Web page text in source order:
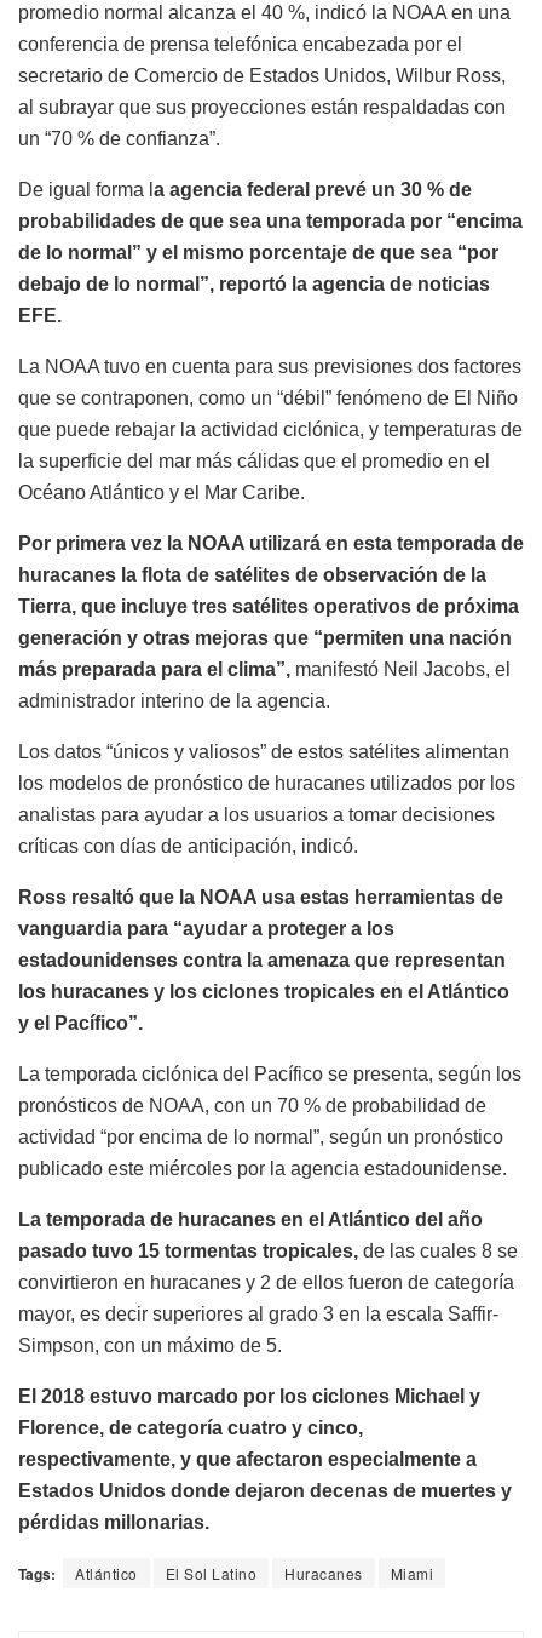
promedio normal alcanza el 40 %, indicó la NOAA en una
conferencia de prensa telefónica encabezada por el
secretario de Comercio de Estados Unidos, Wilbur Ross,
al subrayar que sus proyecciones están respaldadas con
un “70 % de confianza”.
De igual forma l a agencia federal prevé un 30 % de
probabilidades de que sea una temporada por “encima
de lo normal” y el mismo porcentaje de que sea “por
debajo de lo normal”, reportó la agencia de noticias
EFE.
La NOAA tuvo en cuenta para sus previsiones dos factores
que se contraponen, como un “débil” fenómeno de El Niño
que puede rebajar la actividad ciclónica, y temperaturas de
la superficie del mar más cálidas que el promedio en el
Océano Atlántico y el Mar Caribe.
Por primera vez la NOAA utilizará en esta temporada de
huracanes la flota de satélites de observación de la
Tierra, que incluye tres satélites operativos de próxima
generación y otras mejoras que “permiten una nación
más preparada para el clima”, manifestó Neil Jacobs, el
administrador interino de la agencia.
Los datos “únicos y valiosos” de estos satélites alimentan
los modelos de pronóstico de huracanes utilizados por los
analistas para ayudar a los usuarios a tomar decisiones
críticas con días de anticipación, indicó.
Ross resaltó que la NOAA usa estas herramientas de
vanguardia para “ayudar a proteger a los
estadounidenses contra la amenaza que representan
los huracanes y los ciclones tropicales en el Atlántico
y el Pacífico”.
La temporada ciclónica del Pacífico se presenta, según los
pronósticos de NOAA, con un 70 % de probabilidad de
actividad “por encima de lo normal”, según un pronóstico
publicado este miércoles por la agencia estadounidense.
La temporada de huracanes en el Atlántico del año
pasado tuvo 15 tormentas tropicales, de las cuales 8 se
convirtieron en huracanes y 2 de ellos fueron de categoría
mayor, es decir superiores al grado 3 en la escala Saffir-
Simpson, con un máximo de 5.
El 2018 estuvo marcado por los ciclones Michael y
Florence, de categoría cuatro y cinco,
respectivamente, y que afectaron especialmente a
Estados Unidos donde dejaron decenas de muertes y
pérdidas millonarias.
Tags: Atlántico El Sol Latino Huracanes Miami